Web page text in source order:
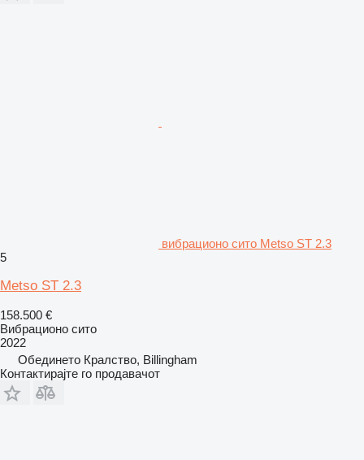
вибрационо сито Metso ST 2.3
5
Metso ST 2.3
158.500 €
Вибрационо сито
2022
Обединето Кралство, Billingham
Контактирајте го продавачот